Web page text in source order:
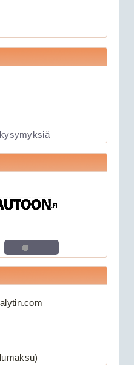
KAIKK...
ohjauslaite
kau...